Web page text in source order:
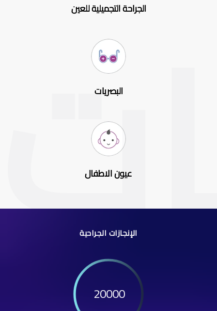
الجراحة التجميلية للعين
البصريات
عيون الاطفال
الإنجازات الجراحية
20000